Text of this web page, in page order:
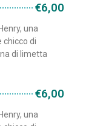
€6,00
una
chicco di
di limetta
€6,00
una